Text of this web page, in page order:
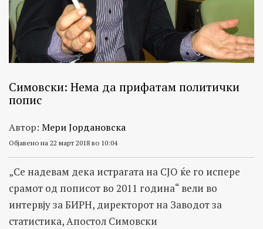
Симовски: Нема да прифатам политички
попис
Автор: Мери Јордановска
Објавено на 22 март 2018 во 10:04
„Се надевам дека истрагата на СЈО ќе го испере
срамот од пописот во 2011 година“ вели во
интервју за БИРН, директорот на Заводот за
статистика, Апостол Симовски